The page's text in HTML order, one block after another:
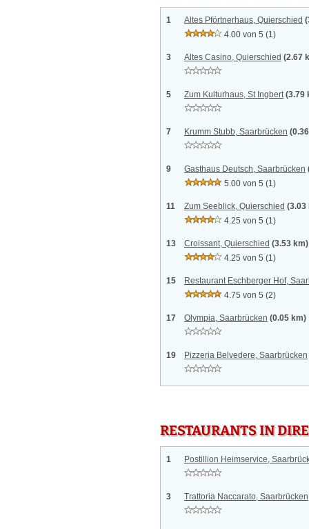
1 Altes Pförtnerhaus, Quierschied
4.00 von 5 (1)
3 Altes Casino, Quierschied (2.67
5 Zum Kulturhaus, St Ingbert (3.79
7 Krumm Stubb, Saarbrücken
9 Gasthaus Deutsch, Saarbrücken
5.00 von 5 (1)
11 Zum Seeblick, Quierschied (3.03
4.25 von 5 (1)
13 Croissant, Quierschied (3.53 km)
4.25 von 5 (1)
15
Restaurant Eschberger Hof,
4.75 von 5 (2)
17 Olympia, Saarbrücken (0.05 km)
19 Pizzeria Belvedere, Saarbrücken
RESTAURANTS IN
1 Postillion Heimservice,
3 Trattoria Naccarato, Saarbrücken